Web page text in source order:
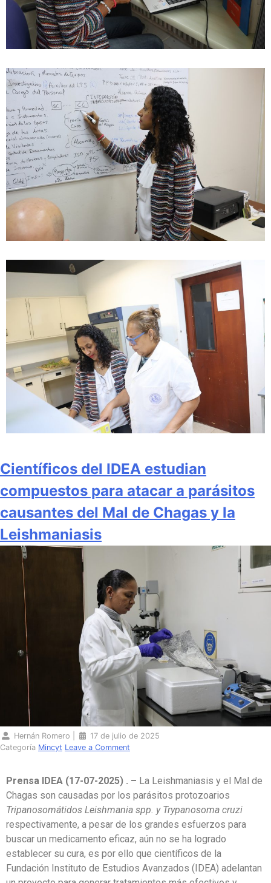
Científicos del IDEA estudian
compuestos para atacar a parásitos
causantes del Mal de Chagas y la
Leishmaniasis
Hernán Romero
17 de julio de 2025
Categoría Mincyt Leave a Comment
Prensa IDEA (17-07-2025) . – La Leishmaniasis y el Mal de
Chagas son causadas por los parásitos protozoarios
Tripanosomátidos Leishmania spp. y Trypanosoma cruzi
respectivamente, a pesar de los grandes esfuerzos para
buscar un medicamento eficaz, aún no se ha logrado
establecer su cura, es por ello que científicos de la
Fundación Instituto de Estudios Avanzados (IDEA) adelantan